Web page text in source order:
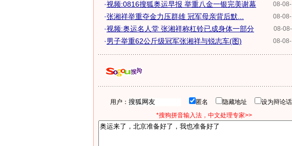
08-
·视频:0816搜狐奥运早报 举重八金一银完美谢幕
08-
·张湘祥举重夺金力压群雄 冠军母亲背后默...
08-
·视频:奥运名人堂 张湘祥称杠铃已成身体一部分
08-
·男子举重62公斤级冠军张湘祥与锐志车(图)
用户： 匿名 隐藏地址
设为辩论
*搜狗拼音输入法，中文处理专家>>